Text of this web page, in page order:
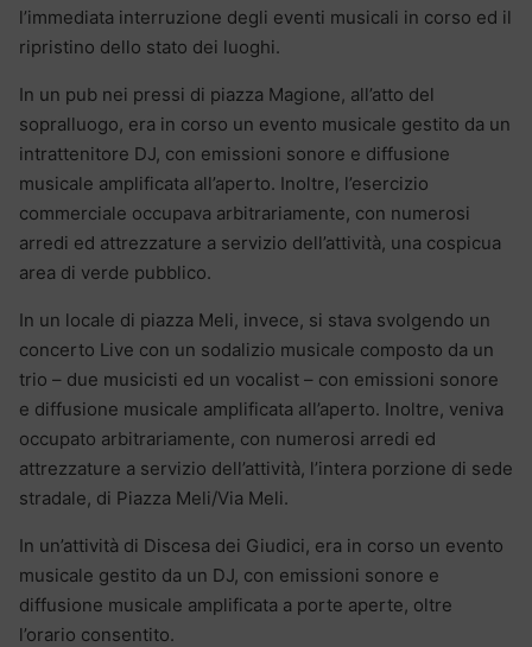
l’immediata interruzione degli eventi musicali in corso ed il
ripristino dello stato dei luoghi.
In un pub nei pressi di piazza Magione, all’atto del
sopralluogo, era in corso un evento musicale gestito da un
intrattenitore DJ, con emissioni sonore e diffusione
musicale amplificata all’aperto. Inoltre, l’esercizio
commerciale occupava arbitrariamente, con numerosi
arredi ed attrezzature a servizio dell’attività, una cospicua
area di verde pubblico.
In un locale di piazza Meli, invece, si stava svolgendo un
concerto Live con un sodalizio musicale composto da un
trio – due musicisti ed un vocalist – con emissioni sonore
e diffusione musicale amplificata all’aperto. Inoltre, veniva
occupato arbitrariamente, con numerosi arredi ed
attrezzature a servizio dell’attività, l’intera porzione di sede
stradale, di Piazza Meli/Via Meli.
In un’attività di Discesa dei Giudici, era in corso un evento
musicale gestito da un DJ, con emissioni sonore e
diffusione musicale amplificata a porte aperte, oltre
l’orario consentito.